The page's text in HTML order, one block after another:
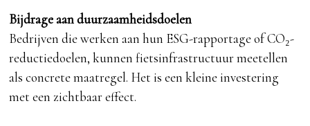
Bijdrage aan duurzaamheidsdoelen
Bedrijven die werken aan hun ESG-rapportage of CO₂-
reductiedoelen, kunnen fietsinfrastructuur meetellen
als concrete maatregel. Het is een kleine investering
met een zichtbaar effect.